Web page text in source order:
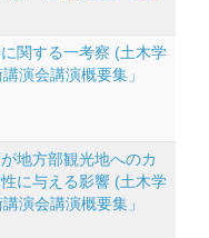
関する一考察 (土木学
演会講演概要集」
地方部観光地へのカ
に与える影響 (土木学
演会講演概要集」